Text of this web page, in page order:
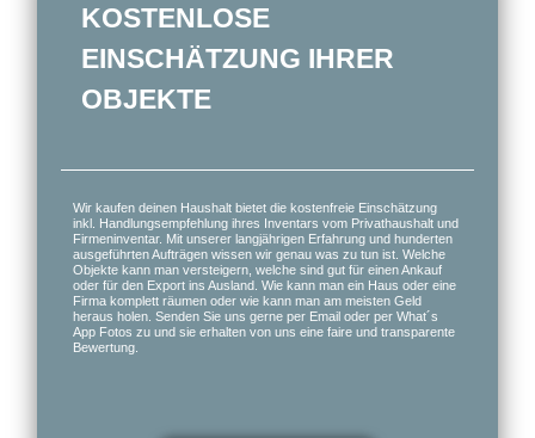
KOSTENLOSE
EINSCHÄTZUNG IHRER
OBJEKTE
Wir kaufen deinen Haushalt bietet die kostenfreie Einschätzung
inkl. Handlungsempfehlung ihres Inventars vom Privathaushalt und
Firmeninventar. Mit unserer langjährigen Erfahrung und hunderten
ausgeführten Aufträgen wissen wir genau was zu tun ist. Welche
Objekte kann man versteigern, welche sind gut für einen Ankauf
oder für den Export ins Ausland. Wie kann man ein Haus oder eine
Firma komplett räumen oder wie kann man am meisten Geld
heraus holen. Senden Sie uns gerne per Email oder per What´s
App Fotos zu und sie erhalten von uns eine faire und transparente
Bewertung.